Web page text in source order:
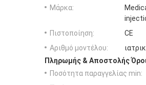
Μάρκα:
Πιστοποίηση:
CE
Αριθμό μοντέλου:
Πληρωμής & Αποστολής
Ποσότητα παραγγελίας min: